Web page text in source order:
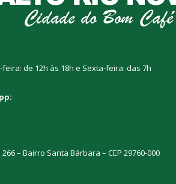
de 12h às 18h e Sexta-feira: das 7h
– Bairro Santa Bárbara – CEP 29760-000